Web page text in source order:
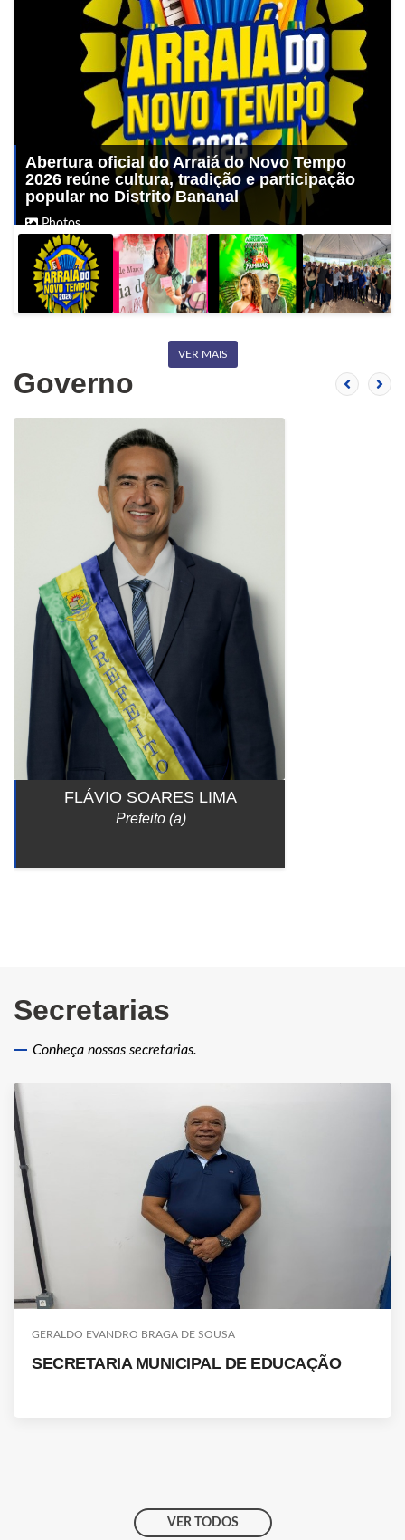
Abertura oficial do Arraiá do Novo Tempo
2026 reúne cultura, tradição e participação
popular no Distrito Bananal
Photos
VER MAIS
Governo
FLÁVIO SOARES LIMA
Prefeito (a)
Secretarias
Conheça nossas secretarias.
GERALDO EVANDRO BRAGA DE SOUSA
SECRETARIA MUNICIPAL DE EDUCAÇÃO
VER TODOS